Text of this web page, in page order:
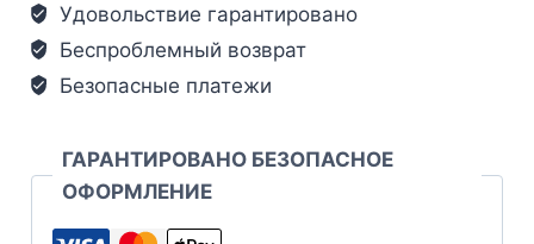
Удовольствие гарантировано
Беспроблемный возврат
Безопасные платежи
ГАРАНТИРОВАНО БЕЗОПАСНОЕ
ОФОРМЛЕНИЕ